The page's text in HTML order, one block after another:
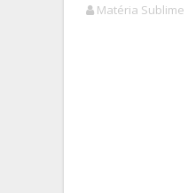
Matéria Sublime